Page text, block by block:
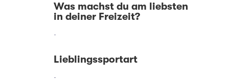
Was machst du am liebsten
in deiner Freizeit?
-
Lieblingssportart
-